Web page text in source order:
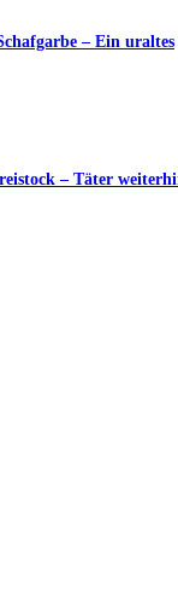
– Ein uraltes
– Täter